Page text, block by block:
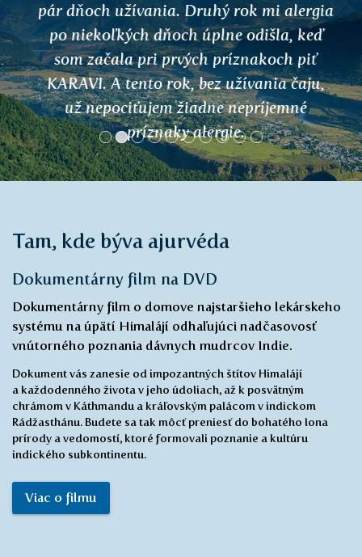
pár dňoch užívania. Druhý rok mi alergia
po niekoľkých dňoch úplne odišla, keď
som začala pri prvých príznakoch piť
KARAVI. A tento rok, bez užívania čaju,
už nepociťujem žiadne nepríjemné
príznaky alergie.
Martina, Praha
Tam, kde býva ajurvéda
Dokumentárny film na DVD
Dokumentárny film o domove najstaršieho lekárskeho
systému na úpätí Himalájí odhaľujúci nadčasovosť
vnútorného poznania dávnych mudrcov Indie.
Dokument vás zanesie od impozantných štítov Himalájí
chrámom v Káthmandu a kráľovským palácom v indickom
Rádžasthánu. Budete sa tak môcť preniesť do bohatého lona
prírody a vedomostí, ktoré formovali poznanie a kultúru